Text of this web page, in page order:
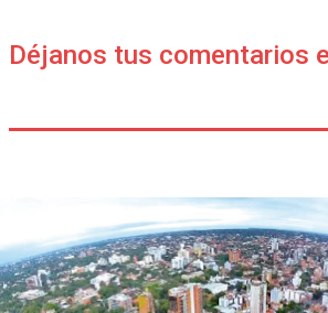
Déjanos tus comentarios